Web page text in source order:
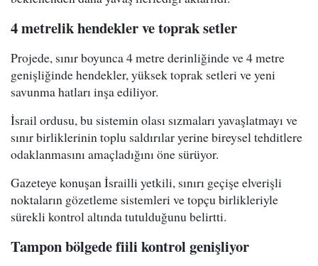
4 metrelik hendekler ve toprak setler
Projede, sınır boyunca 4 metre derinliğinde ve 4 metre
genişliğinde hendekler, yüksek toprak setleri ve yeni
savunma hatları inşa ediliyor.
İsrail ordusu, bu sistemin olası sızmaları yavaşlatmayı ve
sınır birliklerinin toplu saldırılar yerine bireysel tehditlere
odaklanmasını amaçladığını öne sürüyor.
Gazeteye konuşan İsrailli yetkili, sınırı geçişe elverişli
noktaların gözetleme sistemleri ve topçu birlikleriyle
sürekli kontrol altında tutulduğunu belirtti.
Tampon bölgede fiili kontrol genişliyor